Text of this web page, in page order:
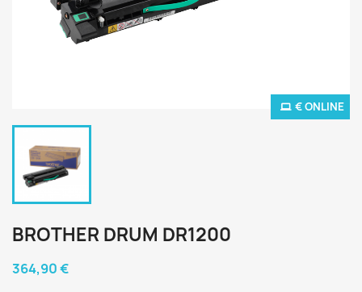
€ ONLINE
BROTHER DRUM DR1200
364,90 €